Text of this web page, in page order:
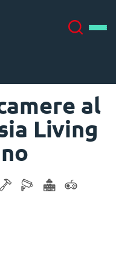
Español
Deutsch
al
Living